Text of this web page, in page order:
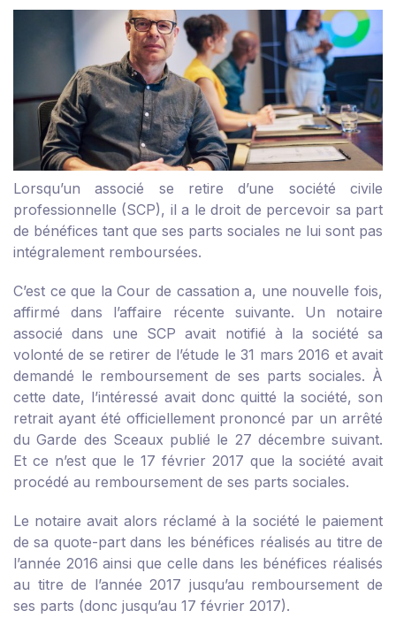
Lorsqu’un associé se retire d’une société civile
professionnelle (SCP), il a le droit de percevoir sa part
de bénéfices tant que ses parts sociales ne lui sont pas
intégralement remboursées.
C’est ce que la Cour de cassation a, une nouvelle fois,
affirmé dans l’affaire récente suivante. Un notaire
associé dans une SCP avait notifié à la société sa
volonté de se retirer de l’étude le 31 mars 2016 et avait
demandé le remboursement de ses parts sociales. À
cette date, l’intéressé avait donc quitté la société, son
retrait ayant été officiellement prononcé par un arrêté
du Garde des Sceaux publié le 27 décembre suivant.
Et ce n’est que le 17 février 2017 que la société avait
procédé au remboursement de ses parts sociales.
Le notaire avait alors réclamé à la société le paiement
de sa quote-part dans les bénéfices réalisés au titre de
l’année 2016 ainsi que celle dans les bénéfices réalisés
au titre de l’année 2017 jusqu’au remboursement de
ses parts (donc jusqu’au 17 février 2017).